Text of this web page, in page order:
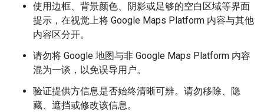
使用边框、背景颜色、阴影或足够的空白区域等界面
提示，在视觉上将 Google Maps Platform 内容与其他
内容区分开。
请勿将 Google 地图与非 Google Maps Platform 内容
混为一谈，以免误导用户。
验证提供方信息是否始终清晰可辨。请勿移除、隐
藏、遮挡或修改该信息。